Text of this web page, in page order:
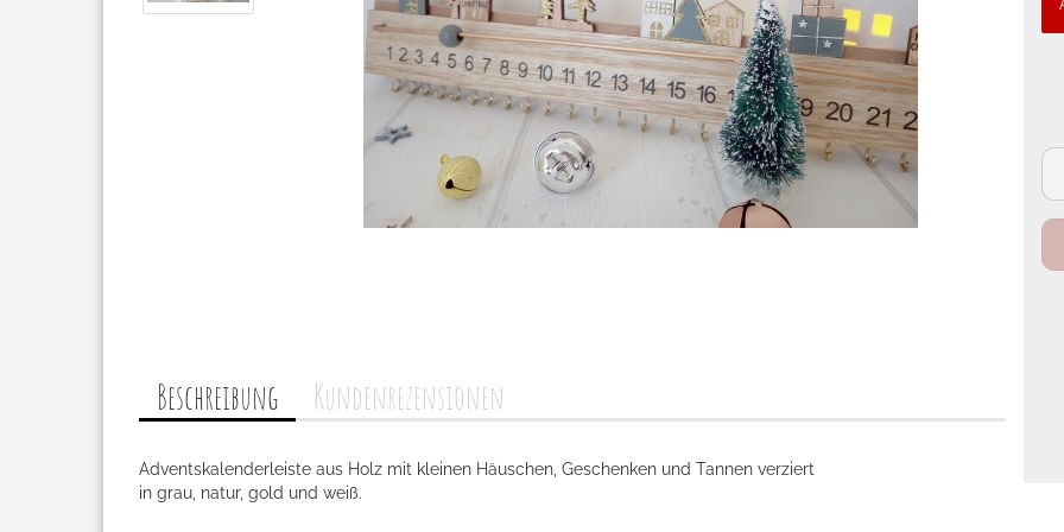
Beschreibung Kundenrezensionen
Adventskalenderleiste aus Holz mit kleinen Häuschen, Geschenken und Tannen verziert
in grau, natur, gold und weiß.